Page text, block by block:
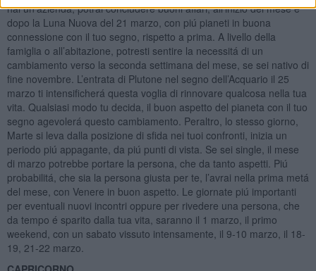
hai un’azienda, potrai concludere buoni affari, all’inizio del mese e
dopo la Luna Nuova del 21 marzo, con piú pianeti in buona
connessione con il tuo segno, rispetto a prima. A livello della
famiglia o all’abitazione, potresti sentire la necessitá di un
cambiamento verso la seconda settimana del mese, se sei nativo di
fine novembre. L’entrata di Plutone nel segno dell’Acquario il 25
marzo ti intensificherá questa voglia di rinnovare qualcosa nella tua
vita. Qualsiasi modo tu decida, il buon aspetto del pianeta con il tuo
segno agevolerá questo cambiamento. Peraltro, lo stesso giorno,
Marte si leva dalla posizione di sfida nei tuoi confronti, inizia un
periodo piú appagante, da piú punti di vista. Se sei single, il mese
di marzo potrebbe portare la persona, che da tanto aspetti. Piú
probabilitá, che sia la persona giusta per te, l’avrai nella prima metá
del mese, con Venere in buon aspetto. Le giornate piú importanti
per eventuali nuovi incontri oppure per rivedere una persona, che
da tempo é sparito dalla tua vita, saranno il 1 marzo, il primo
weekend, con un sabato vissuto intensamente, il 9-10 marzo, il 18-
19, 21-22 marzo.